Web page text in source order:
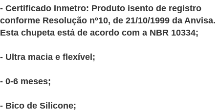
- Certificado Inmetro: Produto isento de registro
conforme Resolução nº10, de 21/10/1999 da Anvisa.
Esta chupeta está de acordo com a NBR 10334;
- Ultra macia e flexível;
- 0-6 meses;
- Bico de Silicone;